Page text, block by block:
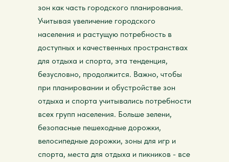
зон как часть городского планирования.
Учитывая увеличение городского
населения и растущую потребность в
доступных и качественных пространствах
для отдыха и спорта, эта тенденция,
безусловно, продолжится. Важно, чтобы
при планировании и обустройстве зон
отдыха и спорта учитывались потребности
всех групп населения. Больше зелени,
безопасные пешеходные дорожки,
велосипедные дорожки, зоны для игр и
спорта, места для отдыха и пикников - все